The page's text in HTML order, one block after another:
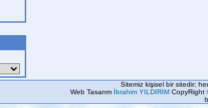
Sitemiz kişisel bir sitedir;
Web Tasarım İbrahim YILDIRIM CopyRight